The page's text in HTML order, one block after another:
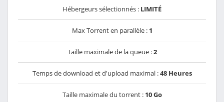
Hébergeurs sélectionnés : LIMITÉ
Max Torrent en parallèle : 1
Taille maximale de la queue :2
Temps de download et d'upload maximal :48 Heures
Taille maximale du torrent : 10 Go